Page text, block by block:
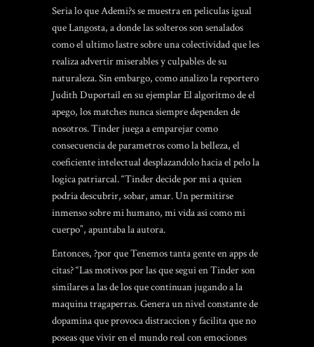
Seri­a lo que Ademi?s se muestra en peliculas igual
que Langosta, a donde las solteros son senalados
como el ultimo lastre sobre una colectividad que les
realiza advertir miserables y culpables de su
naturaleza. Sin embargo, como analizo la reportero
Judith Duportail en su ejemplar El algoritmo de el
apego, los matches nunca siempre dependen de
nosotros. Tinder juega a emparejar como
consecuencia de parametros como la belleza, el
coeficiente intelectual desplazandolo hacia el pelo la
logica patriarcal. “Tinder decide por mi a quien
podria descubrir, sobar, amar. Un permitirse
inmenso sobre mi humano, mi vida asi­ como mi
cuerpo”, apuntaba la autora.
Entonces, ?por que Tenemos tanta gente en apps de
citas? “Las motivos por las que segui en Tinder son
similares a las de los que continuan jugando a la
maquina tragaperras. Genera un nivel constante de
dopamina que provoca distraccion y facilita que no
poseas que vivir en el mundo real con emociones